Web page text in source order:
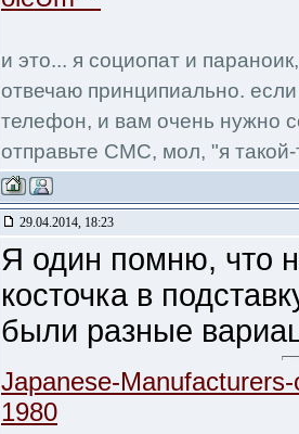
и это... я социопат и
отвечаю принципиально.
телефон, и вам очень нужно
отправьте СМС, мол, "я такой-
29.04.2014, 18:23
Я один помню, что
косточка в
были разные
Japanese-
1980